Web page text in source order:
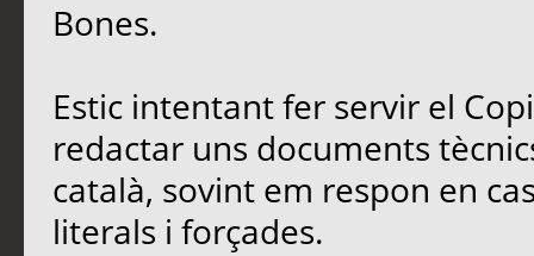
Bones.
Estic intentant fer servir el
redactar uns documents
català, sovint em respon en
literals i forçades.